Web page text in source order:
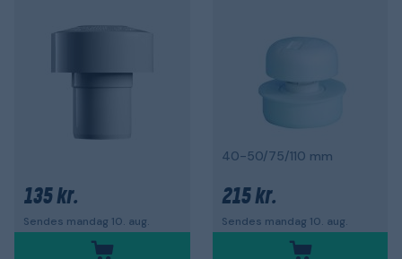
135 kr.
Sendes mandag 10. aug.
40-50/75/110 mm
215 kr.
Sendes mandag 10. aug.